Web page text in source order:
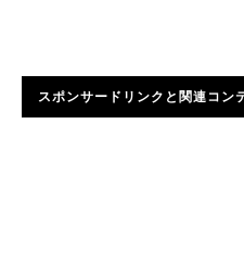
スポンサードリンクと関連コン